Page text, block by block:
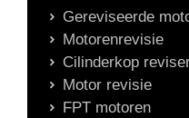
Gereviseerde
Motorenrevisie
Cilinderkop
Motor revisie
FPT motoren